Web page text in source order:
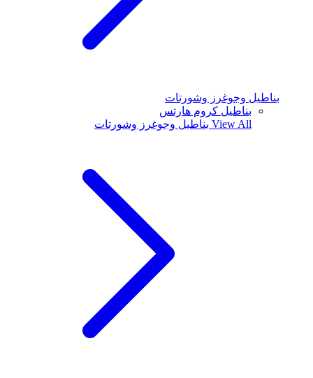
بناطيل وجوغرز وشورتات
بناطيل كروم هارتس
View All بناطيل وجوغرز وشورتات